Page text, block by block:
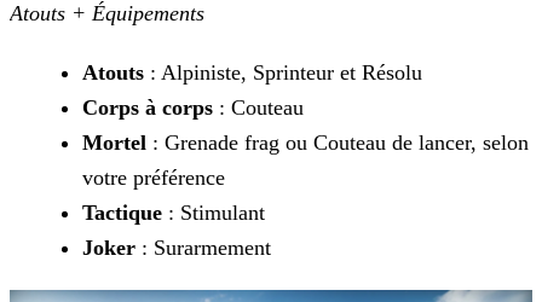
Atouts + Équipements
Atouts : Alpiniste, Sprinteur et Résolu
Corps à corps : Couteau
Mortel : Grenade frag ou Couteau de lancer, selon
votre préférence
Tactique : Stimulant
Joker : Surarmement